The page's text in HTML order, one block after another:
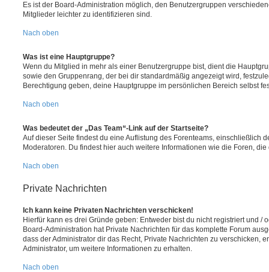
Es ist der Board-Administration möglich, den Benutzergruppen
Mitglieder leichter zu identifizieren sind.
Nach oben
Was ist eine Hauptgruppe?
Wenn du Mitglied in mehr als einer Benutzergruppe bist, dient die
sowie den Gruppenrang, der bei dir standardmäßig angezeigt wird,
Berechtigung geben, deine Hauptgruppe im persönlichen Bereich selbst
Nach oben
Was bedeutet der „Das Team“-Link auf der Startseite?
Auf dieser Seite findest du eine Auflistung des Forenteams, einschließlich
Moderatoren. Du findest hier auch weitere Informationen wie die Foren,
Nach oben
Private Nachrichten
Ich kann keine Privaten Nachrichten verschicken!
Hierfür kann es drei Gründe geben: Entweder bist du nicht registriert und /
Board-Administration hat Private Nachrichten für das komplette Forum
dass der Administrator dir das Recht, Private Nachrichten zu verschicken,
Administrator, um weitere Informationen zu erhalten.
Nach oben